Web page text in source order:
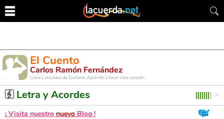
El Cuento
Carlos Ramón Fernández
Letra y Acordes de Guitarra. Aprende a tocar esta canción
Letra y Acordes
¡ Visita nuestro nuevo Blog !